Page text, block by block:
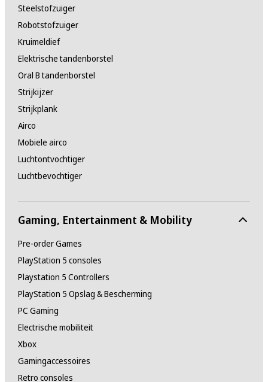
Steelstofzuiger
Robotstofzuiger
Kruimeldief
Elektrische tandenborstel
Oral B tandenborstel
Strijkijzer
Strijkplank
Airco
Mobiele airco
Luchtontvochtiger
Luchtbevochtiger
Gaming, Entertainment & Mobility
Pre-order Games
PlayStation 5 consoles
Playstation 5 Controllers
PlayStation 5 Opslag & Bescherming
PC Gaming
Electrische mobiliteit
Xbox
Gamingaccessoires
Retro consoles